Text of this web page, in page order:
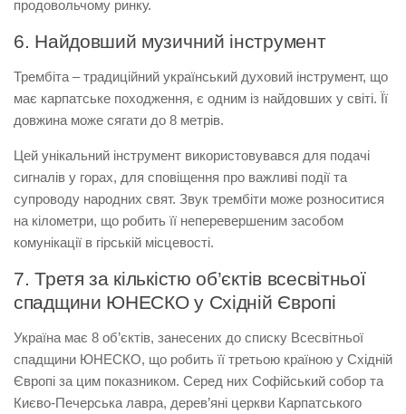
продовольчому ринку.
6. Найдовший музичний інструмент
Трембіта – традиційний український духовий інструмент, що
має карпатське походження, є одним із найдовших у світі. Її
довжина може сягати до 8 метрів.
Цей унікальний інструмент використовувався для подачі
сигналів у горах, для сповіщення про важливі події та
супроводу народних свят. Звук трембіти може розноситися
на кілометри, що робить її неперевершеним засобом
комунікації в гірській місцевості.
7. Третя за кількістю об’єктів всесвітньої
спадщини ЮНЕСКО у Східній Європі
Україна має 8 об’єктів, занесених до списку Всесвітньої
спадщини ЮНЕСКО, що робить її третьою країною у Східній
Європі за цим показником. Серед них Софійський собор та
Києво-Печерська лавра, дерев’яні церкви Карпатського